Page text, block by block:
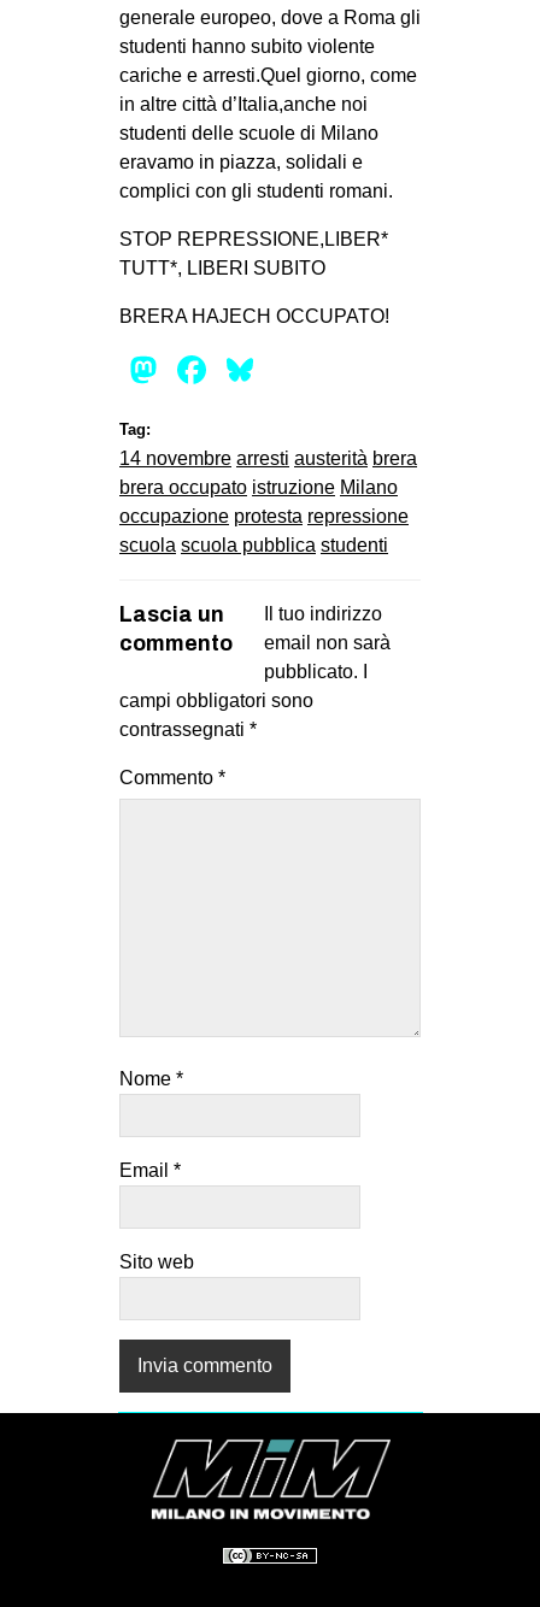
EVENTI
in
Fb
tw
bsky
generale europeo, dove a Roma gli
studenti hanno subito violente
cariche e arresti.Quel giorno, come
in altre città d’Italia,anche noi
studenti delle scuole di Milano
eravamo in piazza, solidali e
complici con gli studenti romani.
STOP REPRESSIONE,LIBER*
TUTT*, LIBERI SUBITO
BRERA HAJECH OCCUPATO!
Mastodon
Facebook
Tag:
14 novembre arresti austerità brera
brera occupato istruzione Milano
occupazione protesta repressione
scuola scuola pubblica studenti
Lascia un
commento
Il tuo indirizzo
email non sarà
pubblicato.
campi obbligatori sono
contrassegnati *
Commento *
Nome *
Email *
Sito web